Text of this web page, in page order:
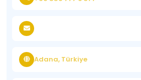
Adana, Türkiye